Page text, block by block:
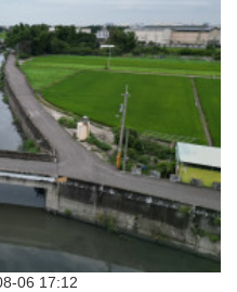
新亮點(16:18)
哈哈劇團把樂園搬進偏鄉
樂過暑假(23:36)
06 17:12